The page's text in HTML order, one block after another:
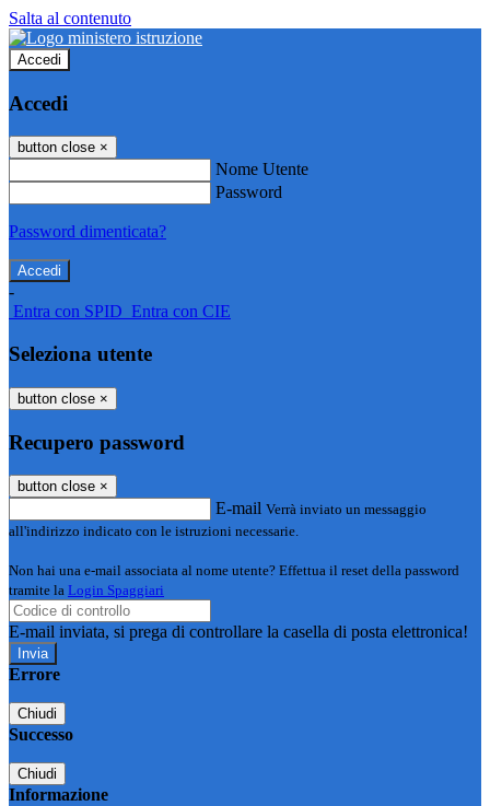
Salta al contenuto
Accedi
Accedi
button close ×
Nome Utente
Password
Password dimenticata?
-
Entra con SPID Entra con CIE
Seleziona utente
button close ×
Recupero password
button close ×
E-mail Verrà inviato un messaggio
all'indirizzo indicato con le istruzioni necessarie.
Non hai una e-mail associata al nome utente? Effettua il reset della password
tramite la Login Spaggiari
E-mail inviata, si prega di controllare la casella di posta elettronica!
Errore
Chiudi
Successo
Chiudi
Informazione